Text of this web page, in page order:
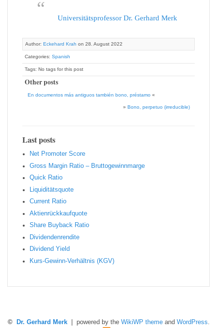
Universitätsprofessor Dr. Gerhard Merk
Author: Eckehard Krah on 28. August 2022
Categories: Spanish
Tags: No tags for this post
Other posts
En documentos más antiguos también bono, préstamo «
» Bono, perpetuo (irreducible)
Last posts
Net Promoter Score
Gro ss Margin Ratio – Bruttogewinnmarge
Quic k Ratio
Liquiditätsquote
Current Ratio
Aktienrückkaufquote
Sha re Buyback Ratio
Dividendenrendite
Dividend Yield
Kurs-Gewinn-Verhältnis (KGV)
© Dr. Gerhard Merk| powered by the WikiWP themeand WordPress.